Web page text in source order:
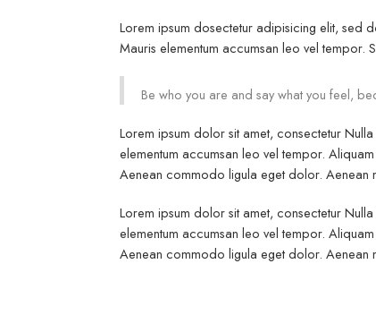
Lorem ipsum dosectetur adipisicing elit, sed
Mauris elementum accumsan leo vel tempor.
Be who you are and say what you feel,
Lorem ipsum dolor sit amet, consectetur
elementum accumsan leo vel tempor.
Aenean commodo ligula eget dolor. Aenean
Lorem ipsum dolor sit amet, consectetur
elementum accumsan leo vel tempor.
Aenean commodo ligula eget dolor. Aenean